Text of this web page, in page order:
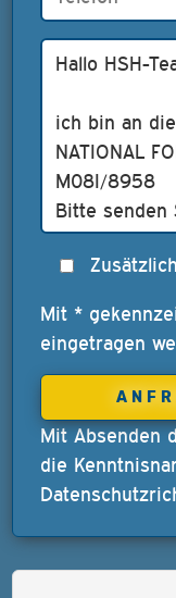
Mit *
eingetragen
Mit Absenden
die